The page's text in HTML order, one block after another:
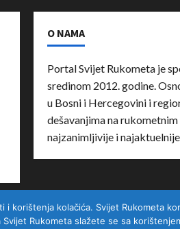
O NAMA
Portal Svijet Rukometa je
sredinom 2012. godine.
u Bosni i Hercegovini i
dešavanjima na
najzanimljivije i
korištenja kolačića. Svijet Rukometa
Rukometa slažete se sa